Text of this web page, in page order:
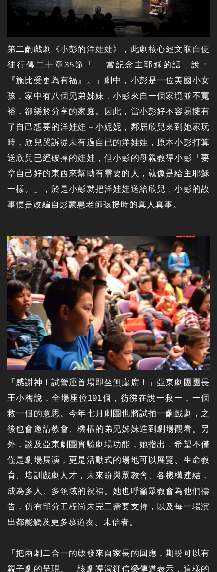
第二齣戲劇《小彭的洋娃娃》，此劇核心經文取自使
徒行傳二十章35節「....當記念主耶穌的話，說：
『施比受更為有福』。」劇中，小彭是一位美國小女
孩，家中有八個兄弟姊妹，小彭來自一個家境並不寬
裕，卻樂於分享的家庭。因此，當小彭好不容易擁有
了自己想要的洋娃娃－小妮妮，鄰居欣兒來到她家玩
時，欣兒哭訴從未有過自已的洋娃娃，原本小彭打算
送欣兒已經破掉的娃娃，但小彭的母親教導小彭「要
拿自己好的東西來幫助有需要的人，就像是給主耶穌
一樣。」，於是小彭就把洋娃娃送給欣兒，小彭的故
事便是改編自彭蒙惠老師孩提時的真人真事。
「感謝神！試營運首場即坐無虛席！」亞東劇團團長
王小梅說，全場座位191個，彷彿在說一救一，一個
救一個的意思。今年七月劇團也將試拍一齣戲劇，之
後也會邀請教會、機構的弟兄姊妹進到劇場觀看。另
外，談及亞東劇團實驗劇場功能，她指出，希望不僅
僅是劇場展演，更是活動式的場地可以展覽、生命教
育、培訓戲劇人才，未來盼與眾教會、各機構連結，
成為多人、多領域的祝福。她也呼籲眾教會為他們禱
告，仍有部分工程尚未完工需要支持，以及每一場演
出都能觸及更多慕道友、未信者。
「把兩劇二合一的啟發來自家長的回應，期盼可以有
親子劇的呈現。」該劇導演鍾信榮傳道表示，這樣的